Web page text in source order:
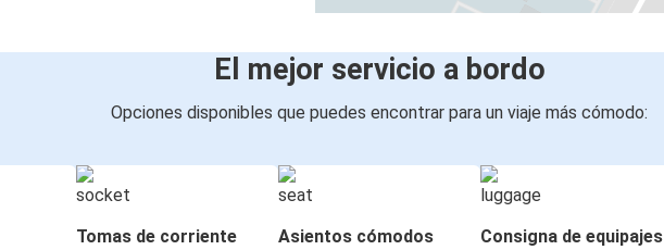
El mejor servicio a bordo
Opciones disponibles que puedes encontrar para un viaje más cómodo:
Tomas de corriente Asientos cómodos Consigna de equipajes